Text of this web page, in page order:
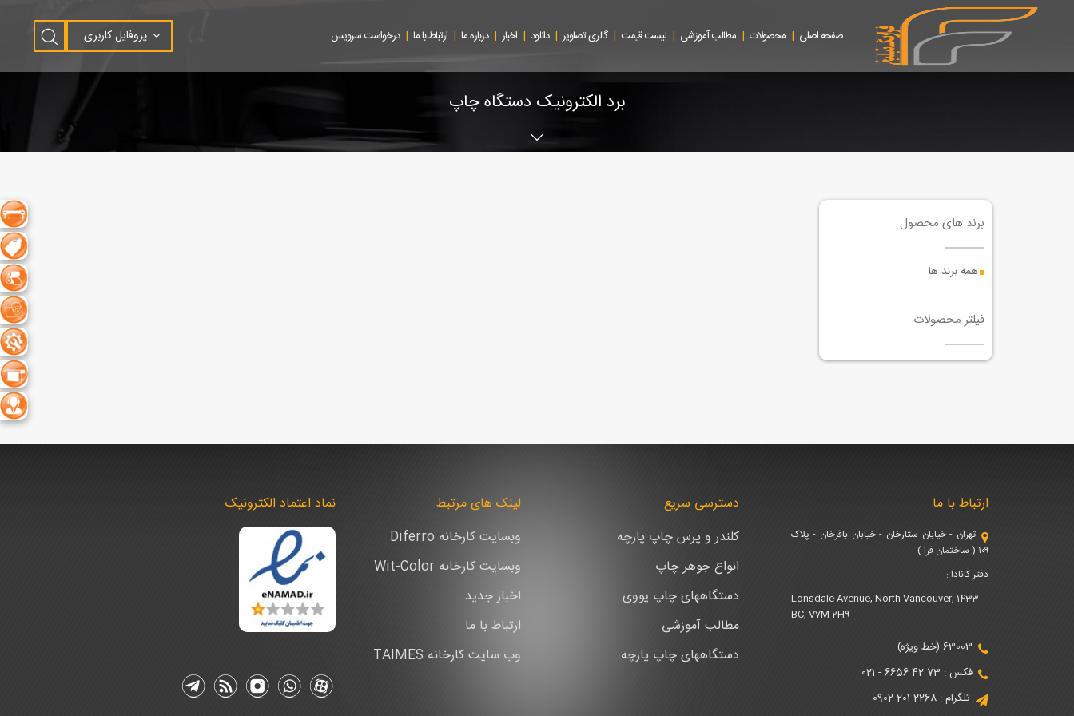
پروفایل کاربری صفحه اصلی | محصولات | مطالب آموزشی | لیست قیمت | گالری تصاویر | دانلود | اخبار | درباره ما | ارتباط با ما | درخواست سرویس
برد الکترونیک دستگاه چاپ
برند های محصول
همه برند ها
فیلتر محصولات
ارتباط با ما
تهران - خیابان ستارخان - خیابان باقرخان - پلاک
۱۰۹ ( ساختمان فرا )
دفتر کانادا :
1433 Lonsdale Avenue, North Vancouver,
BC, V7M 2H9
63003 (خط ویژه)
فکس : 73 42 6656 - 021
تلگرام : 2268 201 0902
دسترسی سریع
کلندر و پرس چاپ پارچه
انواع جوهر چاپ
دستگاههای چاپ یووی
مطالب آموزشی
دستگاههای چاپ پارچه
لینک های مرتبط
وبسایت کارخانه Diferro
وبسایت کارخانه Wit-Color
اخبار جدید
ارتباط با ما
وب سایت کارخانه TAIMES
نماد اعتماد الکترونیک